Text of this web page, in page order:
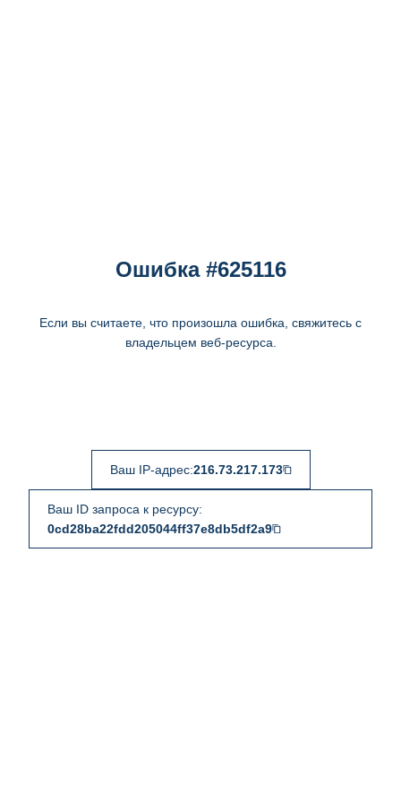
Ошибка #625116
Если вы считаете, что произошла ошибка, свяжитесь с
владельцем веб-ресурса.
Ваш IP-адрес:216.73.217.173
Ваш ID запроса к ресурсу:
0cd28ba22fdd205044ff37e8db5df2a9